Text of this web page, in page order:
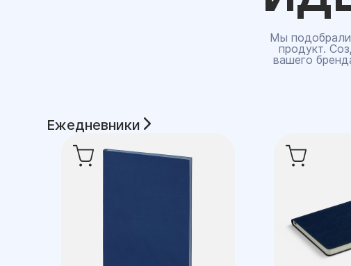
Мы подобрали
продукт.
вашего
Ежедневники